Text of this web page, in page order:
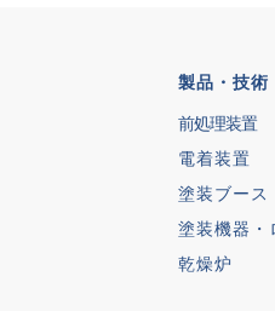
製品・技術
前処理装置
電着装置
塗装ブース
塗装機器・
乾燥炉